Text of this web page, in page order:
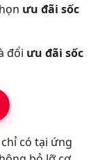
ưu đãi sốc
đổi ưu đãi sốc
có tại ứng